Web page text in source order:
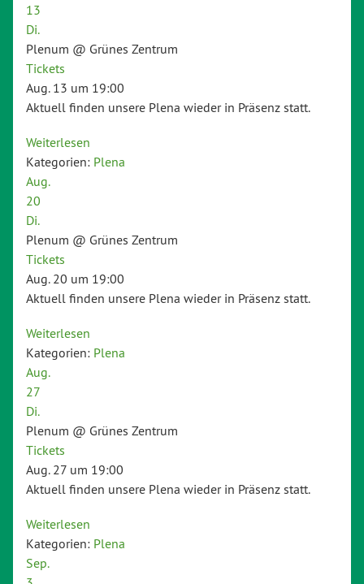
13
Di.
Plenum @ Grünes Zentrum
Tickets
Aug. 13 um 19:00
Aktuell finden unsere Plena wieder in Präsenz statt.
Weiterlesen
Kategorien: Plena
Aug.
20
Di.
Plenum @ Grünes Zentrum
Tickets
Aug. 20 um 19:00
Aktuell finden unsere Plena wieder in Präsenz statt.
Weiterlesen
Kategorien: Plena
Aug.
27
Di.
Plenum @ Grünes Zentrum
Tickets
Aug. 27 um 19:00
Aktuell finden unsere Plena wieder in Präsenz statt.
Weiterlesen
Kategorien: Plena
Sep.